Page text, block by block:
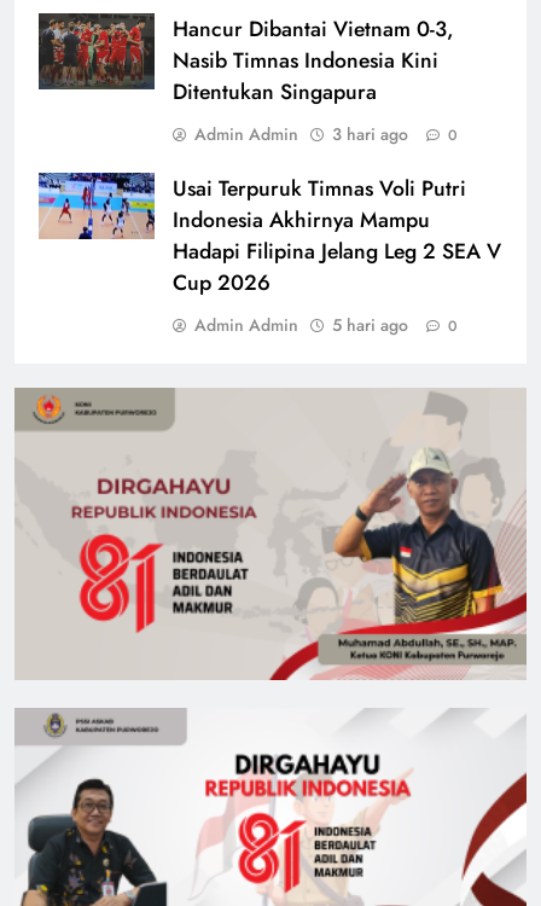
Hancur Dibantai Vietnam 0-3,
Nasib Timnas Indonesia Kini
Ditentukan Singapura
Admin Admin 3 hari ago 0
Usai Terpuruk Timnas Voli Putri
Indonesia Akhirnya Mampu
Hadapi Filipina Jelang Leg 2 SEA V
Cup 2026
Admin Admin 5 hari ago 0